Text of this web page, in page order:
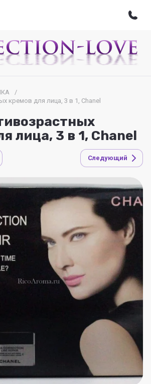
/
кремов для лица, 3 в 1, Chanel
лица, 3 в 1, Chanel
Следующий